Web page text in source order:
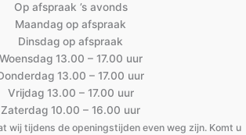
Op afspraak ’s avonds
Maandag op afspraak
Dinsdag op afspraak
Woensdag 13.00 – 17.00 uur
13.00 – 17.00 uur
Vrijdag 13.00 – 17.00 uur
Zaterdag 10.00 – 16.00 uur
wij tijdens de openingstijden even weg zijn. Komt u